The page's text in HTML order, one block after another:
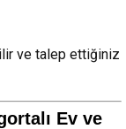
ve talep ettiğiniz
Ev ve